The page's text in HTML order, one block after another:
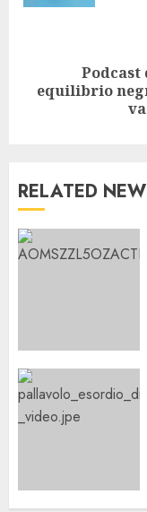
Podcast
equilibrio
RELATED